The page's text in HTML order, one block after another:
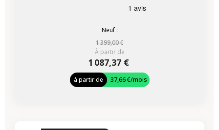
Neuf :
1 399,00 €
À partir de
1 087,37 €
à partir de 37,66 €/mois